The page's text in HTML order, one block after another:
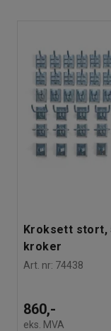
Kroksett stort,
kroker
Art. nr: 74438
860,-
eks. MVA